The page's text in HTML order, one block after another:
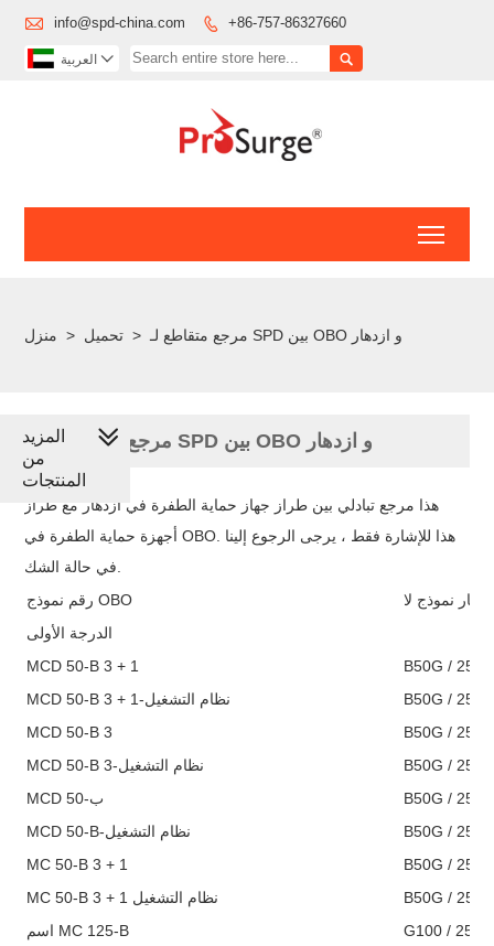
 info@spd-china.com  +86-757-86327660
 العربية 
منزل > تحميل > مرجع متقاطع لـ SPD بين OBO و ازدهار
مرجع متقاطع لـ SPD بين OBO و ازدهار
هذا مرجع تبادلي بين طراز جهاز حماية الطفرة في ازدهار مع طراز
أجهزة حماية الطفرة في OBO. هذا للإشارة فقط ، يرجى الرجوع إلينا
رقم نموذج OBO
نموذج لا
الدرجة الأولى
MCD 50-B 3 + 1
MCD 50-B 3 + 1-نظام التشغيل
MCD 50-B 3
MCD 50-B 3-نظام التشغيل
MCD 50-ب
MCD 50-B-نظام التشغيل
MC 50-B 3 + 1
MC 50-B 3 + 1 نظام التشغيل
اسم MC 125-B
G100 /
المزيد
من
المنتجات